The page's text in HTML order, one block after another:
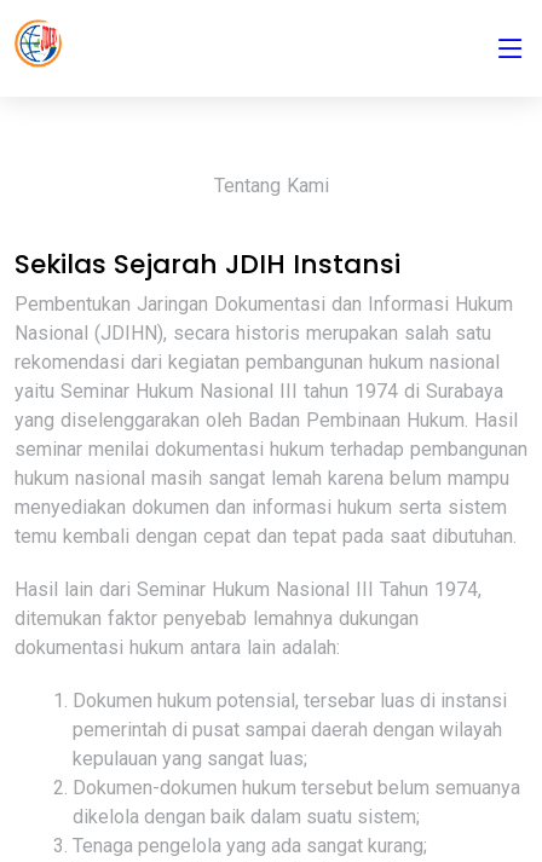
Tentang Kami
Sekilas Sejarah JDIH Instansi
Pembentukan Jaringan Dokumentasi dan Informasi Hukum
Nasional (JDIHN), secara historis merupakan salah satu
rekomendasi dari kegiatan pembangunan hukum nasional
yaitu Seminar Hukum Nasional III tahun 1974 di Surabaya
yang diselenggarakan oleh Badan Pembinaan Hukum. Hasil
seminar menilai dokumentasi hukum terhadap pembangunan
hukum nasional masih sangat lemah karena belum mampu
menyediakan dokumen dan informasi hukum serta sistem
temu kembali dengan cepat dan tepat pada saat dibutuhan.
Hasil lain dari Seminar Hukum Nasional III Tahun 1974,
ditemukan faktor penyebab lemahnya dukungan
dokumentasi hukum antara lain adalah:
Dokumen hukum potensial, tersebar luas di instansi
pemerintah di pusat sampai daerah dengan wilayah
kepulauan yang sangat luas;
Dokumen-dokumen hukum tersebut belum semuanya
dikelola dengan baik dalam suatu sistem;
Tenaga pengelola yang ada sangat kurang;